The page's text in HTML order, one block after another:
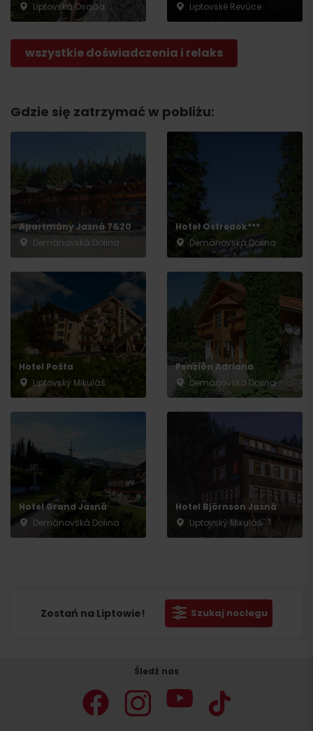
Liptovská Osada
Liptovské Revúce
wszystkie doświadczenia i relaks
Gdzie się zatrzymać w pobliżu:
Apartmány Jasná 7&20
Demänovská Dolina
Hotel Ostredok***
Demänovská Dolina
Hotel Pošta
Liptovský Mikuláš
Penzión Adriana
Demänovská Dolina
Hotel Grand Jasná
Demänovská Dolina
Hotel Björnson Jasná
Liptovský Mikuláš
Zostań na Liptowie! Szukaj noclegu
Wyjazd
Śledź nas